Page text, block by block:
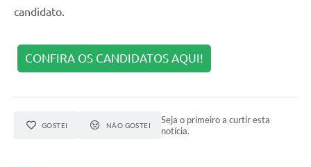
candidato.
CONFIRA OS CANDIDATOS AQUI!
GOSTEI NÃO GOSTEI
Seja o primeiro a curtir esta
notícia.